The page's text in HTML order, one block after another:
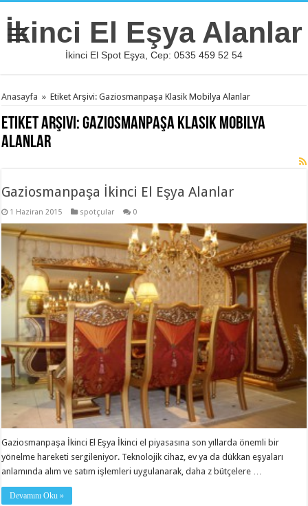
İkinci El Eşya Alanlar
İkinci El Spot Eşya, Cep: 0535 459 52 54
Anasayfa » Etiket Arşivi: Gaziosmanpaşa Klasik Mobilya Alanlar
Etiket Arşivi:Gaziosmanpaşa Klasik Mobilya
Alanlar
Gaziosmanpaşa İkinci El Eşya Alanlar
1 Haziran 2015 spotçular 0
Gaziosmanpaşa İkinci El Eşya İkinci el piyasasına son yıllarda önemli bir
yönelme hareketi sergileniyor. Teknolojik cihaz, ev ya da dükkan eşyaları
anlamında alım ve satım işlemleri uygulanarak, daha z bütçelere …
Devamını Oku »